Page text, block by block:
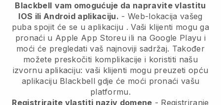
Blackbell vam omogućuje da napravite vlastitu
IOS ili Android aplikaciju. - Web-lokacija vašeg
puba spojit će se u aplikaciju . Vaši klijenti mogu ga
pronaći u Apple App Storeu ili na Google Playu i
moći će pregledati vaš najnoviji sadržaj. Također
možete preskočiti komplikacije i koristiti našu
izvornu aplikaciju: vaši klijenti mogu preuzeti opću
aplikaciju Blackbell gdje će moći pronaći vašu
platformu.
Registrirajte vlastiti naziv domene - Registriranje